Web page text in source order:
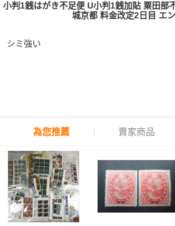
小判1銭はがき不足便 U小判1銭加貼 粟田部
城京都 料金改定2日目 エ
シミ強い
為您推薦 賣家商品